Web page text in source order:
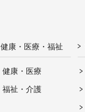
健康・医療・福祉
健康・医療
福祉・介護